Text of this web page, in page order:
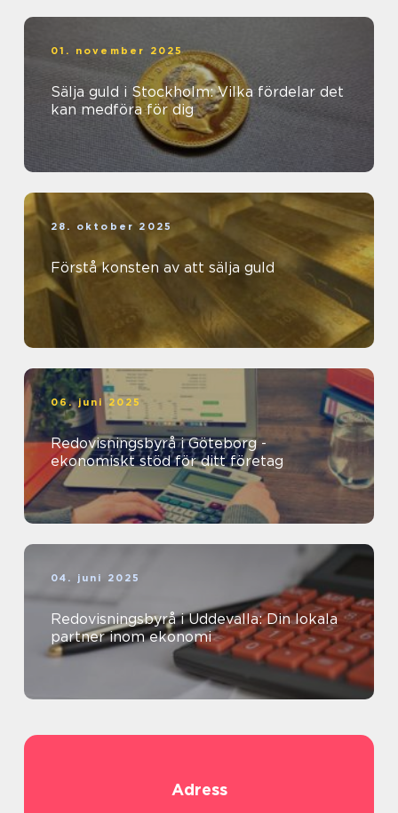
01. november 2025
Sälja guld i Stockholm: Vilka fördelar det
kan medföra för dig
28. oktober 2025
Förstå konsten av att sälja guld
06. juni 2025
Redovisningsbyrå i Göteborg -
ekonomiskt stöd för ditt företag
04. juni 2025
Redovisningsbyrå i Uddevalla: Din lokala
partner inom ekonomi
Adress